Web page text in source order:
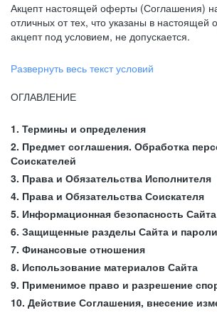
Акцепт настоящей оферты (Соглашения)
отличных от тех, что указаны в настоящей
акцепт под условием, не допускается.
Развернуть весь текст условий
ОГЛАВЛЕНИЕ
1. Термины и определения
2. Предмет соглашения. Обработка
Соискателей
3. Права и Обязательства Исполнителя
4. Права и Обязательства Соискателя
5. Информационная безопасность Сайта
6. Защищенные разделы Сайта и пароли
7. Финансовые отношения
8. Использование материалов Сайта
9. Применимое право и разрешение
10. Действие Соглашения, внесение